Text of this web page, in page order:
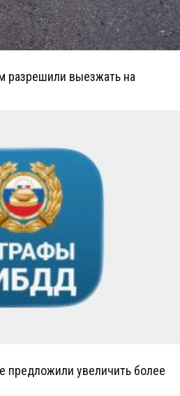
разрешили выезжать на
предложили увеличить более